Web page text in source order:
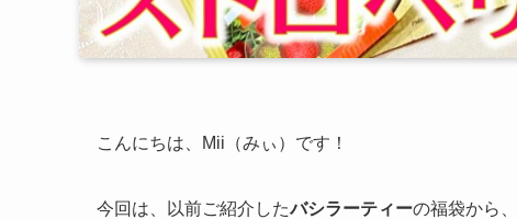
こんにちは、Mii（みぃ）です！
今回は、以前ご紹介したバシラーティーの福袋から